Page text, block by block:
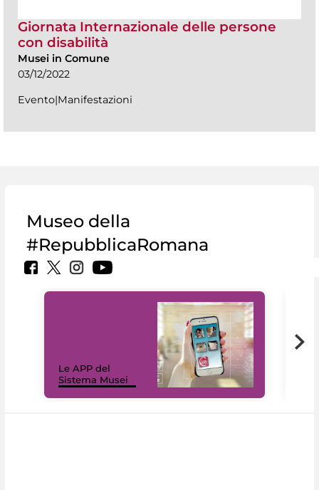
Giornata Internazionale delle persone
con disabilità
Musei in Comune
03/12/2022
Evento|Manifestazioni
Museo della
#RepubblicaRomana
Le APP del
Sistema Musei